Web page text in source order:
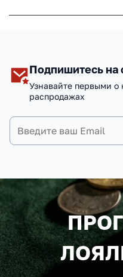
Подпишитесь на
Узнавайте первыми о
распродажах